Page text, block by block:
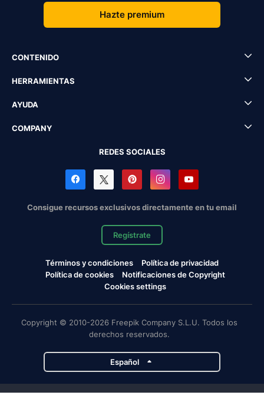
Hazte premium
CONTENIDO
HERRAMIENTAS
AYUDA
COMPANY
REDES SOCIALES
Consigue recursos exclusivos directamente en tu email
Regístrate
Términos y condiciones
Política de privacidad
Política de cookies
Notificaciones de Copyright
Cookies settings
Copyright © 2010-2026 Freepik Company S.L.U. Todos los
derechos reservados.
Español